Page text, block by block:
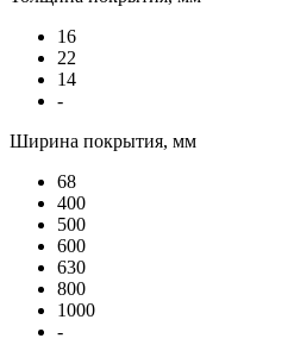
16
22
14
-
Ширина покрытия, мм
68
400
500
600
630
800
1000
-